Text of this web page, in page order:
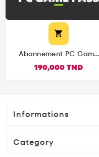

Abonnement PC Game
Windows
190,000 TND
Informations
Category